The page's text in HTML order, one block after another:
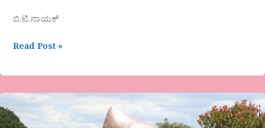
ಬಿ.ಟಿ.ನಾಯಕ್
Read Post »
ನಿಜಗುಣಿ
ಎಸ್